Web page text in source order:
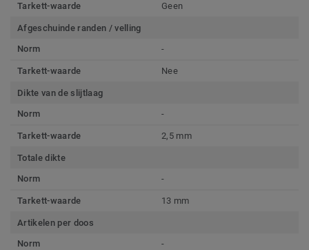
Tarkett-waarde Geen
Afgeschuinde randen / velling
Norm
-
Tarkett-waarde Nee
Dikte van de slijtlaag
Norm
-
Tarkett-waarde 2,5 mm
Totale dikte
Norm
-
Tarkett-waarde 13 mm
Artikelen per doos
Norm
-